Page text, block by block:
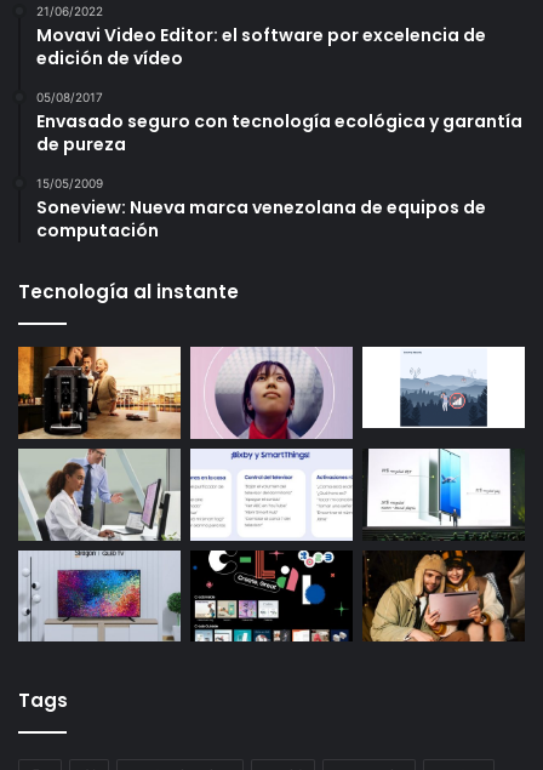
21/06/2022
Movavi Video Editor: el software por excelencia de
edición de vídeo
05/08/2017
Envasado seguro con tecnología ecológica y garantía
de pureza
15/05/2009
Soneview: Nueva marca venezolana de equipos de
computación
Tecnología al instante
Tags